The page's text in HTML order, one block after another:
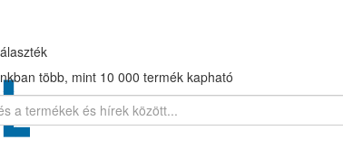
több, mint 10 000 termék kapható